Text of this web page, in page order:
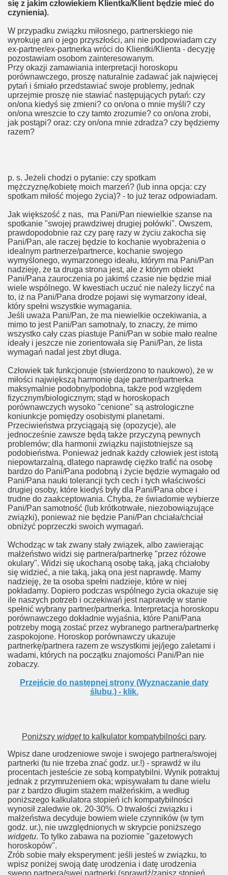
się z jakim człowiekiem Klientka/Klient będzie mieć do
czynienia).
W przypadku związku miłosnego, partnerskiego nie
wyrokuję ani o jego przyszłości, ani nie podpowiadam czy
ex-partner/ex-partnerka wróci do Klientki/Klienta - decyzję
pozostawiam osobom zainteresowanym.
Przy okazji zamawiania interpretacji horoskopu
porównawczego, proszę naturalnie zadawać jak najwięcej
pytań i śmiało przedstawiać swoje problemy, jednak
uprzejmie proszę nie stawiać następujących pytań: czy
on/ona kiedyś się zmieni? co on/ona o mnie myśli? czy
on/ona wreszcie to czy tamto zrozumie? co on/ona zrobi,
jak postąpi? oraz: czy on/ona mnie zdradza? czy będziemy
razem?
p. s. Jeżeli chodzi o pytanie: czy spotkam
mężczyznę/kobietę moich marzeń? (lub inna opcja: czy
spotkam miłość mojego życia)? - to już teraz odpowiadam.
Jak większość z nas, ma Pani/Pan niewielkie szanse na
spotkanie "swojej prawdziwej drugiej połówki". Owszem,
prawdopodobnie raz czy parę razy w życiu zakocha się
Pani/Pan, ale raczej będzie to kochanie wyobrażenia o
idealnym partnerze/partnerce, kochanie swojego
wymyślonego, wymarzonego ideału, którym ma Pani/Pan
nadzieję, że ta druga strona jest, ale z którym obiekt
Pani/Pana zauroczenia po jakimś czasie nie będzie miał
wiele wspólnego. W kwestiach uczuć nie należy liczyć na
to, iż na Pani/Pana drodze pojawi się wymarzony ideał,
który spełni wszystkie wymagania.
Jeśli uważa Pani/Pan, że ma niewielkie oczekiwania, a
mimo to jest Pani/Pan samotna/y, to znaczy, że mimo
wszystko cały czas piastuje Pani/Pan w sobie mało realne
ideały i jeszcze nie zorientowała się Pani/Pan, że lista
wymagań nadal jest zbyt długa.
Człowiek tak funkcjonuje (stwierdzono to naukowo), że w
miłości największą harmonię daje partner/partnerka
maksymalnie podobny/podobna, także pod względem
fizycznym/biologicznym; stąd w horoskopach
porównawczych wysoko "cenione" są astrologiczne
koniunkcje pomiędzy osobistymi planetami.
Przeciwieństwa przyciągają się (opozycje), ale
jednocześnie zawsze będą także przyczyną pewnych
problemów; dla harmonii związku najistotniejsze są
podobieństwa. Ponieważ jednak każdy człowiek jest istotą
niepowtarzalną, dlatego naprawdę ciężko trafić na osobę
bardzo do Pani/Pana podobną i życie będzie wymagało od
Pani/Pana nauki tolerancji tych cech i tych właściwości
drugiej osoby, które kiedyś były dla Pani/Pana obce i
trudne do zaakceptowania. Chyba, że świadomie wybierze
Pani/Pan samotność (lub krótkotrwałe, niezobowiązujące
związki), ponieważ nie będzie Pani/Pan chciała/chciał
obniżyć poprzeczki swoich wymagań.
Wchodząc w tak zwany stały związek, albo zawierając
małżeństwo widzi się partnera/partnerkę "przez różowe
okulary". Widzi się ukochaną osobę taką, jaką chciałoby
się widzieć, a nie taką, jaką ona jest naprawdę. Mamy
nadzieję, że ta osoba spełni nadzieje, które w niej
pokładamy. Dopiero podczas wspólnego życia okazuje się
ile naszych potrzeb i oczekiwań jest naprawdę w stanie
spełnić wybrany partner/partnerka. Interpretacja horoskopu
porównawczego dokładnie wyjaśnia, które Pani/Pana
potrzeby mogą zostać przez wybranego partnera/partnerkę
zaspokojone. Horoskop porównawczy ukazuje
partnerkę/partnera razem ze wszystkimi jej/jego zaletami i
wadami, których na początku znajomości Pani/Pan nie
zobaczy.
Przejście do następnej strony (Wyznaczanie daty
ślubu.) - klik.
Poniższy widgetto kalkulator kompatybilności pary.
Wpisz dane urodzeniowe swoje i swojego partnera/swojej
partnerki (tu nie trzeba znać godz. ur.!) - sprawdź w ilu
procentach jesteście ze sobą kompatybilni. Wynik potraktuj
jednak z przymrużeniem oka; wpisywałam tu dane wielu
par z bardzo długim stażem małżeńskim, a według
poniższego kalkulatora stopień ich kompatybilności
wynosił zaledwie ok. 20-30%. O trwałości związku i
małżeństwa decyduje bowiem wiele czynników (w tym
godz. ur.), nie uwzględnionych w skrypcie poniższego
widgetu. To tylko zabawa na poziomie "gazetowych
horoskopów".
Zrób sobie mały eksperyment: jeśli jesteś w związku, to
wpisz poniżej swoją datę urodzenia i datę urodzenia
swego partnera/swej partnerki (sprawdź/zapisz stopień